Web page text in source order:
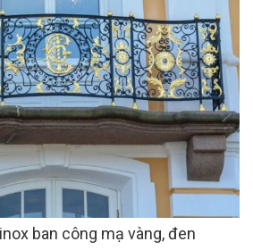
ban công mạ vàng, đen